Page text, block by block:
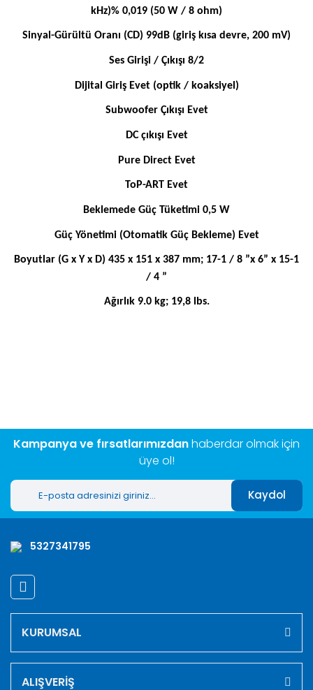
kHz)% 0,019 (50 W / 8 ohm)
Sinyal-Gürültü Oranı (CD) 99dB (giriş kısa devre, 200 mV)
Ses Girişi / Çıkışı 8/2
Dijital Giriş Evet (optik / koaksiyel)
Subwoofer Çıkışı Evet
DC çıkışı Evet
Pure Direct Evet
ToP-ART Evet
Beklemede Güç Tüketimi 0,5 W
Güç Yönetimi (Otomatik Güç Bekleme) Evet
Boyutlar (G x Y x D) 435 x 151 x 387 mm; 17-1 / 8 ”x 6” x 15-1
/ 4 ”
Ağırlık 9.0 kg; 19,8 lbs.
Ürün bilgilerinde hatalar bulunuyor.
Bu ürüne benzer farklı alternatifler olmalı.
Kampanya ve fırsatlarımızdanhaberdar olmak için
üye ol!
Kaydol
5327341795
KURUMSAL
ALIŞVERİŞ